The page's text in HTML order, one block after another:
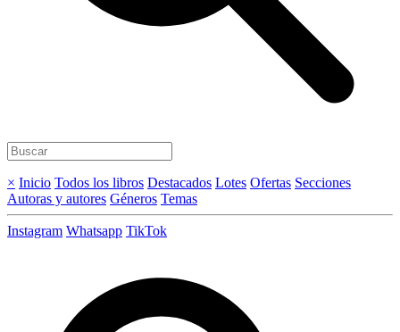
× Inicio Todos los libros Destacados Lotes Ofertas Secciones
Autoras y autores Géneros Temas
Instagram Whatsapp TikTok